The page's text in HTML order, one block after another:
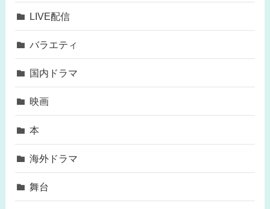
LIVE配信
バラエティ
国内ドラマ
映画
本
海外ドラマ
舞台